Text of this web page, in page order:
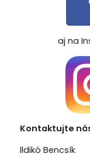
aj na
Kontaktujte
Ildikó Bencsík